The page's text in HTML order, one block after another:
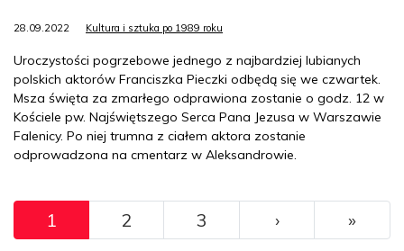
28.09.2022 Kultura i sztuka po 1989 roku
Uroczystości pogrzebowe jednego z najbardziej lubianych
polskich aktorów Franciszka Pieczki odbędą się we czwartek.
Msza święta za zmarłego odprawiona zostanie o godz. 12 w
Kościele pw. Najświętszego Serca Pana Jezusa w Warszawie
Falenicy. Po niej trumna z ciałem aktora zostanie
odprowadzona na cmentarz w Aleksandrowie.
Pagination
1 2 3 ››› »